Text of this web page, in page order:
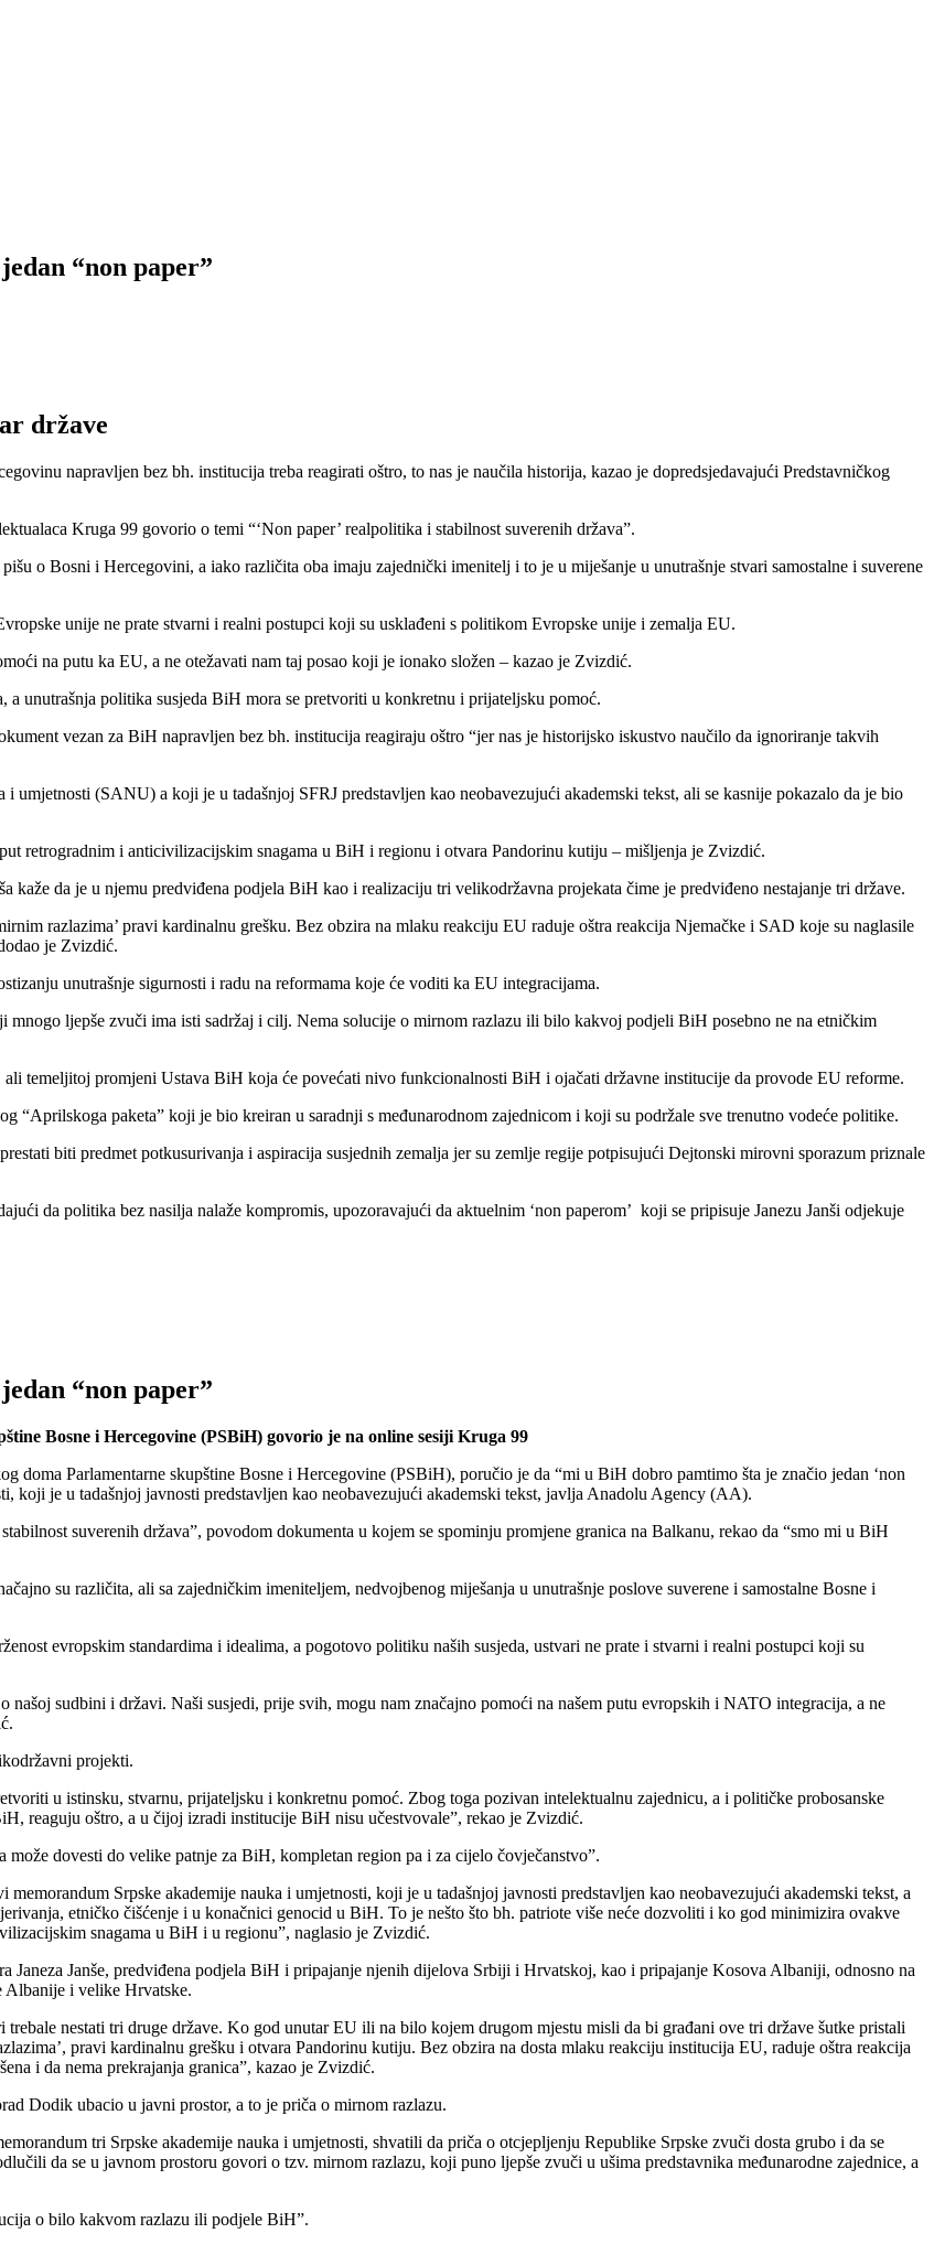
“non paper”
države
napravljen bez bh. institucija treba reagirati oštro, to nas je naučila historija, kazao je dopredsjedavajući Predstavničkog
Kruga 99 govorio o temi “‘Non paper’ realpolitika i stabilnost suverenih država”.
o Bosni i Hercegovini, a iako različita oba imaju zajednički imenitelj i to je u miješanje u unutrašnje stvari samostalne i suverene
unije ne prate stvarni i realni postupci koji su usklađeni s politikom Evropske unije i zemalja EU.
na putu ka EU, a ne otežavati nam taj posao koji je ionako složen – kazao je Zvizdić.
unutrašnja politika susjeda BiH mora se pretvoriti u konkretnu i prijateljsku pomoć.
vezan za BiH napravljen bez bh. institucija reagiraju oštro “jer nas je historijsko iskustvo naučilo da ignoriranje takvih
umjetnosti (SANU) a koji je u tadašnjoj SFRJ predstavljen kao neobavezujući akademski tekst, ali se kasnije pokazalo da je bio
retrogradnim i anticivilizacijskim snagama u BiH i regionu i otvara Pandorinu kutiju – mišljenja je Zvizdić.
kaže da je u njemu predviđena podjela BiH kao i realizaciju tri velikodržavna projekata čime je predviđeno nestajanje tri države.
razlazima’ pravi kardinalnu grešku. Bez obzira na mlaku reakciju EU raduje oštra reakcija Njemačke i SAD koje su naglasile
je Zvizdić.
unutrašnje sigurnosti i radu na reformama koje će voditi ka EU integracijama.
ljepše zvuči ima isti sadržaj i cilj. Nema solucije o mirnom razlazu ili bilo kakvoj podjeli BiH posebno ne na etničkim
temeljitoj promjeni Ustava BiH koja će povećati nivo funkcionalnosti BiH i ojačati državne institucije da provode EU reforme.
“Aprilskoga paketa” koji je bio kreiran u saradnji s međunarodnom zajednicom i koji su podržale sve trenutno vodeće politike.
biti predmet potkusurivanja i aspiracija susjednih zemalja jer su zemlje regije potpisujući Dejtonski mirovni sporazum priznale
da politika bez nasilja nalaže kompromis, upozoravajući da aktuelnim ‘non paperom’ koji se pripisuje Janezu Janši odjekuje
“non paper”
Bosne i Hercegovine (PSBiH) govorio je na online sesiji Kruga 99
Parlamentarne skupštine Bosne i Hercegovine (PSBiH), poručio je da “mi u BiH dobro pamtimo šta je značio jedan ‘non
koji je u tadašnjoj javnosti predstavljen kao neobavezujući akademski tekst, javlja Anadolu Agency (AA).
suverenih država”, povodom dokumenta u kojem se spominju promjene granica na Balkanu, rekao da “smo mi u BiH
su različita, ali sa zajedničkim imeniteljem, nedvojbenog miješanja u unutrašnje poslove suverene i samostalne Bosne i
evropskim standardima i idealima, a pogotovo politiku naših susjeda, ustvari ne prate i stvarni i realni postupci koji su
sudbini i državi. Naši susjedi, prije svih, mogu nam značajno pomoći na našem putu evropskih i NATO integracija, a ne
projekti.
u istinsku, stvarnu, prijateljsku i konkretnu pomoć. Zbog toga pozivan intelektualnu zajednicu, a i političke probosanske
reaguju oštro, a u čijoj izradi institucije BiH nisu učestvovale”, rekao je Zvizdić.
dovesti do velike patnje za BiH, kompletan region pa i za cijelo čovječanstvo”.
Srpske akademije nauka i umjetnosti, koji je u tadašnjoj javnosti predstavljen kao neobavezujući akademski tekst, a
etničko čišćenje i u konačnici genocid u BiH. To je nešto što bh. patriote više neće dozvoliti i ko god minimizira ovakve
snagama u BiH i u regionu”, naglasio je Zvizdić.
Janeza Janše, predviđena podjela BiH i pripajanje njenih dijelova Srbiji i Hrvatskoj, kao i pripajanje Kosova Albaniji, odnosno na
Albanije i velike Hrvatske.
nestati tri druge države. Ko god unutar EU ili na bilo kojem drugom mjestu misli da bi građani ove tri države šutke pristali
pravi kardinalnu grešku i otvara Pandorinu kutiju. Bez obzira na dosta mlaku reakciju institucija EU, raduje oštra reakcija
i da nema prekrajanja granica”, kazao je Zvizdić.
Dodik ubacio u javni prostor, a to je priča o mirnom razlazu.
tri Srpske akademije nauka i umjetnosti, shvatili da priča o otcjepljenju Republike Srpske zvuči dosta grubo i da se
da se u javnom prostoru govori o tzv. mirnom razlazu, koji puno ljepše zvuči u ušima predstavnika međunarodne zajednice, a
o bilo kakvom razlazu ili podjele BiH”.